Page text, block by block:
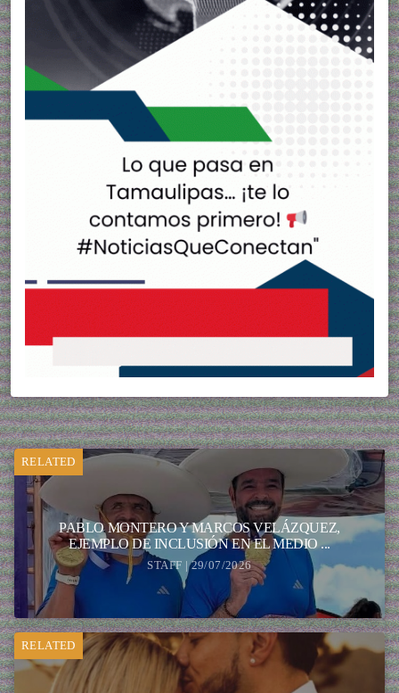
RELATED
PABLO MONTERO Y MARCOS VELÁZQUEZ,
EJEMPLO DE INCLUSIÓN EN EL MEDIO ...
STAFF | 29/07/2026
RELATED